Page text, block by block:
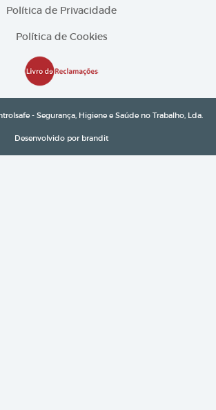
Política de Privacidade
Política de Cookies
- Segurança, Higiene e Saúde no Trabalho, Lda.
Desenvolvido por brandit